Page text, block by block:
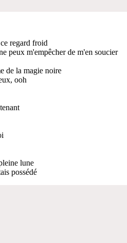
regard froid
peux m'empêcher de m'en soucier
de la magie noire
ooh
lune
possédé